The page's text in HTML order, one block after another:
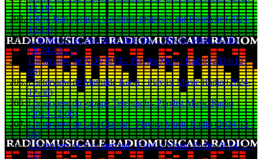
12-18)
100% Jean-Jacques Goldman proposée par Roselyne (2024-
12-13)
Confidence poignante de dadyday - Playlist Music Radio
(2024-12-11)
L'interview de NOVISCE- Playlist Music Radio (2024-12-
08)
L'interview de Mathilde Kaori - Playlist Music Radio (2024-
12-08)
L'interview du groupe Telegraph - Playlist Music Radio
(2024-12-06)
L'interview de Lou Ciantar - Playlist Music Radio (2024-12-
06)
L'interview de Eva marchal - Playlist Music Radio (2024-11-
24)